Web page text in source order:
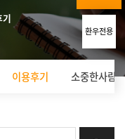
환우전용
기
이용후기 소중한사람